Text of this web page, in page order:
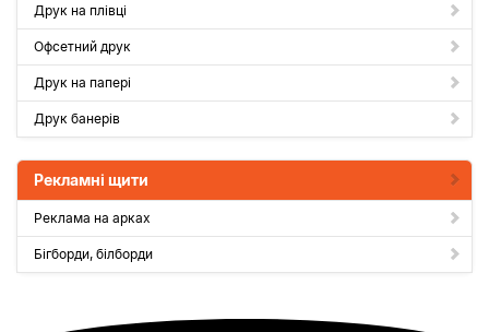
Друк на плівці
Офсетний друк
Друк на папері
Друк банерів
Рекламні щити
Реклама на арках
Бігборди, білборди